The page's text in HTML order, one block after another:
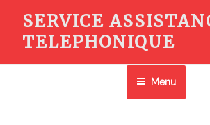
contenu
SERVICE
TELEPHONIQUE
Menu